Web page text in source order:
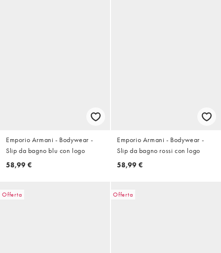
Emporio Armani - Bodywear -
Slip da bagno blu con logo
58,99 €
Emporio Armani - Bodywear -
Slip da bagno rossi con logo
58,99 €
Offerta Offerta